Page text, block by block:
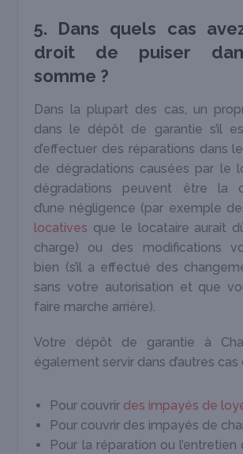
5. Dans quels cas
droit de puiser
somme ?
Dans la plupart des cas, un
dans le dépôt de garantie s’il
d’effectuer des réparations dans
de dégradations causées par le
dégradations peuvent être la
d’une négligence (par exemple
locatives que le locataire aurait
charge) ou des modifications
bien (s’il a effectué des
sans votre autorisation et que
faire marche arrière).
Votre dépôt de garantie à
également servir dans d’autres cas
Pour couvrir des impayés de
Pour couvrir des impayés de
Pour la réparation ou